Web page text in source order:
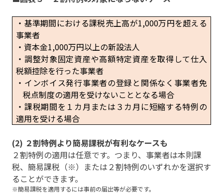
・基準期間における課税売上高が1,000万円を超える
事業者
・資本金1,000万円以上の新設法人
・調整対象固定資産や高額特定資産を取得して仕入
税額控除を行った事業者
・インボイス発行事業者の登録と関係なく事業者免
税点制度の適用を受けないこととなる場合
・課税期間を１カ月または３カ月に短縮する特例の
適用を受ける場合
(2) ２割特例より簡易課税が有利なケースも
２割特例の適用は任意です。つまり、事業者は本則課
税、簡易課税（※）または２割特例のいずれかを選択す
ることができます。
※簡易課税を適用するには事前の届出等が必要です。